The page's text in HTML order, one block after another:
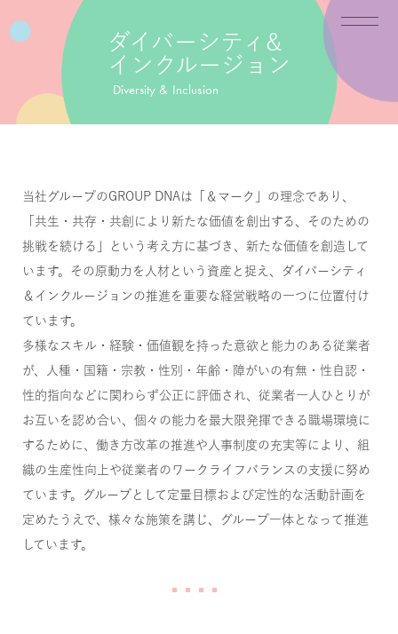
ダイバーシティ&
インクルージョン
Diversity & Inclusion
当社グループのGROUP DNAは「＆マーク」の理念であり、
「共生・共存・共創により新たな価値を創出する、そのための
挑戦を続ける」という考え方に基づき、新たな価値を創造して
います。その原動力を人材という資産と捉え、ダイバーシティ
＆インクルージョンの推進を重要な経営戦略の一つに位置付け
ています。
多様なスキル・経験・価値観を持った意欲と能力のある従業者
が、人種・国籍・宗教・性別・年齢・障がいの有無・性自認・
性的指向などに関わらず公正に評価され、従業者一人ひとりが
お互いを認め合い、個々の能力を最大限発揮できる職場環境に
するために、働き方改革の推進や人事制度の充実等により、組
織の生産性向上や従業者のワークライフバランスの支援に努め
ています。グループとして定量目標および定性的な活動計画を
定めたうえで、様々な施策を講じ、グループ一体となって推進
しています。